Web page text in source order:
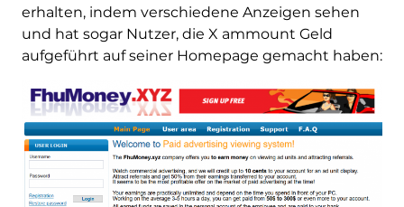
erhalten, indem verschiedene Anzeigen sehen
und hat sogar Nutzer, die X ammount Geld
aufgeführt auf seiner Homepage gemacht haben: